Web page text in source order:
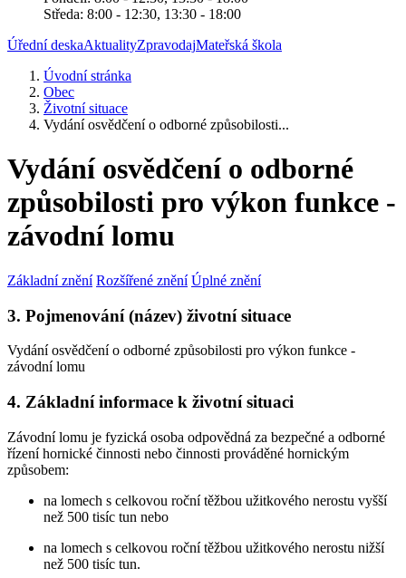
Středa: 8:00 - 12:30, 13:30 - 18:00
Úřední deskaAktualityZpravodajMateřská škola
Úvodní stránka
Obec
Životní situace
Vydání osvědčení o odborné způsobilosti...
Vydání osvědčení o odborné
způsobilosti pro výkon funkce -
závodní lomu
Základní znění Rozšířené znění Úplné znění
3. Pojmenování (název) životní situace
Vydání osvědčení o odborné způsobilosti pro výkon funkce -
závodní lomu
4. Základní informace k životní situaci
Závodní lomu je fyzická osoba odpovědná za bezpečné a odborné
řízení hornické činnosti nebo činnosti prováděné hornickým
způsobem:
na lomech s celkovou roční těžbou užitkového nerostu vyšší
než 500 tisíc tun nebo
na lomech s celkovou roční těžbou užitkového nerostu nižší
než 500 tisíc tun.